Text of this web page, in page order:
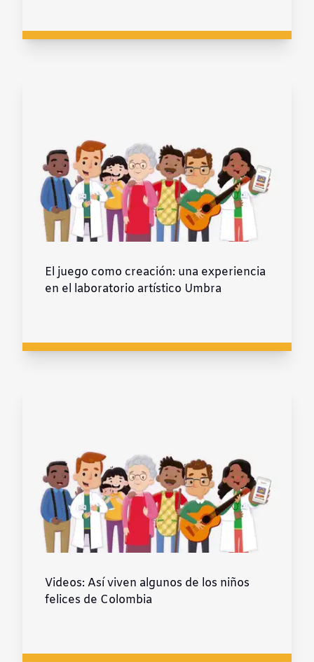
El juego como creación: una experiencia
en el laboratorio artístico Umbra
Videos: Así viven algunos de los niños
felices de Colombia